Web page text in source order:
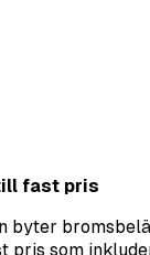
fast pris
som